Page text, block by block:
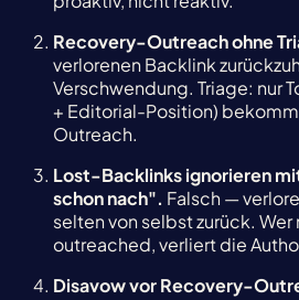
Recovery-Outreach ohne
verlorenen Backlink
Verschwendung. Triage: nur
+ Editorial-Position)
Outreach.
Lost-Backlinks ignorieren
schon nach". Falsch —
selten von selbst zurück.
outreached, verliert die
Disavow vor Recovery-